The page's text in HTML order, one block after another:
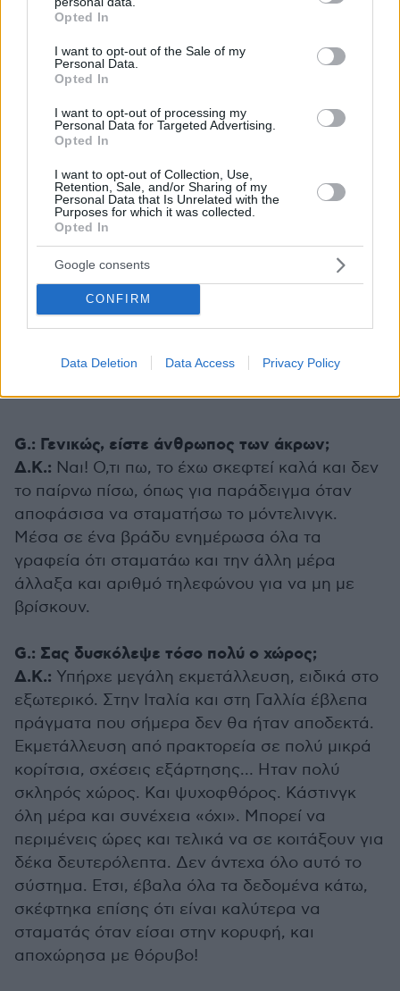
grant or deny consent to Google and its third-party tags to
use your data for below specified purposes in below Google
consent section.
Opted In
I want to opt-out of the Sale of my
Personal Data.
Opted In
I want to opt-out of processing my
Personal Data for Targeted Advertising.
Opted In
I want to opt-out of Collection, Use,
Retention, Sale, and/or Sharing of my
Personal Data that Is Unrelated with the
Purposes for which it was collected.
Opted In
Google consents
CONFIRM
Data Deletion Data Access Privacy Policy
G.: Γενικώς, είστε άνθρωπος των άκρων;
Δ.Κ.: Ναι! Ο,τι πω, το έχω σκεφτεί καλά και δεν
το παίρνω πίσω, όπως για παράδειγμα όταν
αποφάσισα να σταματήσω το μόντελινγκ.
Μέσα σε ένα βράδυ ενημέρωσα όλα τα
γραφεία ότι σταματάω και την άλλη μέρα
άλλαξα και αριθμό τηλεφώνου για να μη με
βρίσκουν.
G.: Σας δυσκόλεψε τόσο πολύ ο χώρος;
Δ.Κ.: Υπήρχε μεγάλη εκμετάλλευση, ειδικά στο
εξωτερικό. Στην Ιταλία και στη Γαλλία έβλεπα
πράγματα που σήμερα δεν θα ήταν αποδεκτά.
Εκμετάλλευση από πρακτορεία σε πολύ μικρά
κορίτσια, σχέσεις εξάρτησης… Ηταν πολύ
σκληρός χώρος. Και ψυχοφθόρος. Κάστινγκ
όλη μέρα και συνέχεια «όχι». Μπορεί να
περιμένεις ώρες και τελικά να σε κοιτάξουν για
δέκα δευτερόλεπτα. Δεν άντεχα όλο αυτό το
σύστημα. Ετσι, έβαλα όλα τα δεδομένα κάτω,
σκέφτηκα επίσης ότι είναι καλύτερα να
σταματάς όταν είσαι στην κορυφή, και
αποχώρησα με θόρυβο!